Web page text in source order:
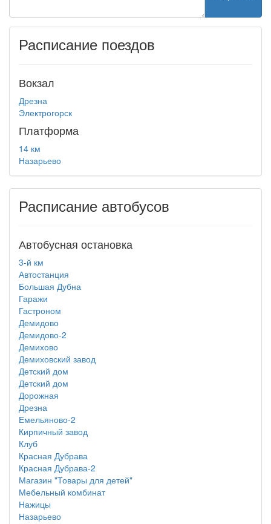
Расписание поездов
Вокзал
Дрезна
Электрогорск
Платформа
14 км
Назарьево
Расписание автобусов
Автобусная остановка
3-й км
Автостанция
Большая Дубна
Гаражи
Гастроном
Демидово
Демидово-2
Демихово
Демиховский завод
Детский дом
Детский дом
Дорожная
Дрезна
Емельяново-2
Кирпичный завод
Клуб
Красная Дубрава
Красная Дубрава-2
Магазин "Товары для детей"
Мебельный комбинат
Нажицы
Назарьево